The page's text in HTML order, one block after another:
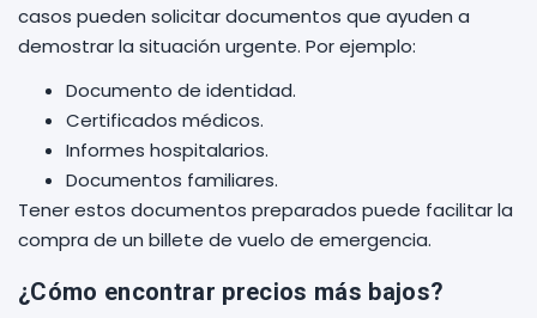
casos pueden solicitar documentos que ayuden a
demostrar la situación urgente. Por ejemplo:
Documento de identidad.
Certificados médicos.
Informes hospitalarios.
Documentos familiares.
Tener estos documentos preparados puede facilitar la
compra de un billete de vuelo de emergencia.
¿Cómo encontrar precios más bajos?